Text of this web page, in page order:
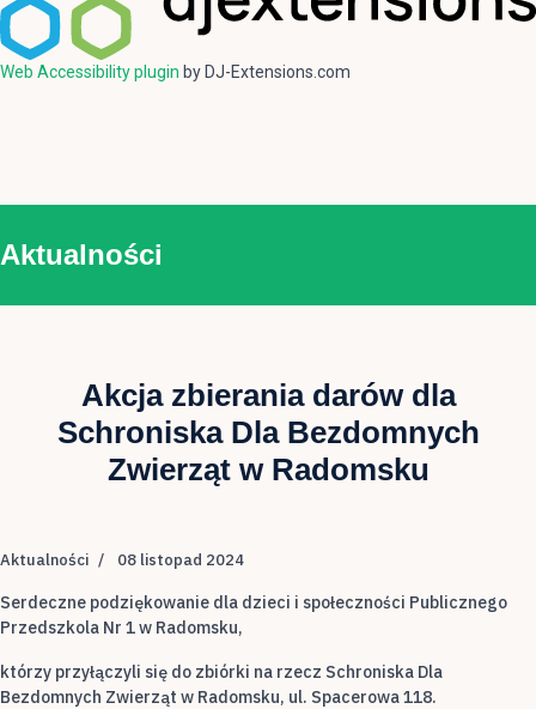
Web Accessibility plugin by DJ-Extensions.com
Aktualności
Akcja zbierania darów dla
Schroniska Dla Bezdomnych
Zwierząt w Radomsku
Aktualności 08 listopad 2024
Serdeczne podziękowanie dla dzieci i społeczności Publicznego
Przedszkola Nr 1 w Radomsku,
którzy przyłączyli się do zbiórki na rzecz Schroniska Dla
Bezdomnych Zwierząt w Radomsku, ul. Spacerowa 118.